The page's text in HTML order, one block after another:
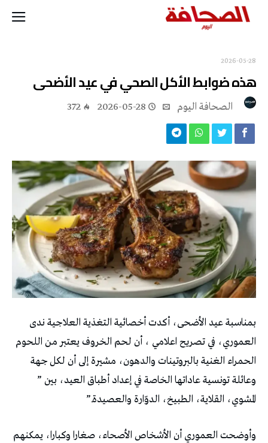
2026-05-28
هذه ضوابط الأكل الصحي في عيد الأضحى
2026-05-28
372
بمناسبة عيد الأضحى، أكدت أخصائية التغذية العلاجية ندى
العموري، في تصريح اعلامي ، أن لحم الخروف يعتبر من اللحوم
الحمراء الغنية بالبروتينات والدهون، مشيرة إلى أن لكل جهة
وعائلة تونسية عاداتها الخاصة في إعداد أطباق العيد، بين ”
المشوي، القلاية، الطبيخ، الدوّارة والعصيدة.”
وأوضحت العموري أن الأشخاص الأصحاء، صغارا وكبارا، يمكنهم